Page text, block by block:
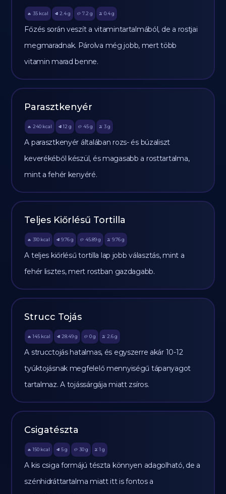
🔥 35 kcal 🥩 2.4 g 🥔 7.2 g 🫒 0.4 g
Főzés során veszít a vitamintartalmából, de a rostjai
megmaradnak. Párolva még jobb, mert több
vitamin marad benne.
Parasztkenyér
🔥 240 kcal 🥩 12 g 🥔 45g 🫒 3 g
A parasztkenyér általában rozs- és búzaliszt
keverékéből készül, és magasabb a rosttartalma,
mint a fehér kenyéré.
Teljes Kiőrlésű Tortilla
🔥 310 kcal 🥩 9.76 g 🥔 45.89g 🫒 9.76 g
A teljes kiőrlésű tortilla lap jobb választás, mint a
fehér lisztes, mert rostban gazdagabb.
Strucc Tojás
🔥 145 kcal 🥩 28.49 g 🥔 0g 🫒 2.6 g
A strucctojás hatalmas, és egyszerre akár 10-12
tyúktojásnak megfelelő mennyiségű tápanyagot
tartalmaz. A tojássárgája miatt zsíros.
Csigatészta
🔥 150 kcal 🥩 5 g 🥔 30g 🫒 1 g
A kis csiga formájú tészta könnyen adagolható, de a
szénhidráttartalma miatt itt is fontos a